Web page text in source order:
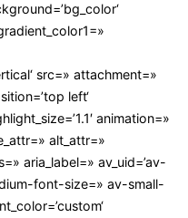
src=» attachment=»
left‘
animation=»
alt_attr=»
aria_label=» av_uid=’av-
font-size=» av-small-